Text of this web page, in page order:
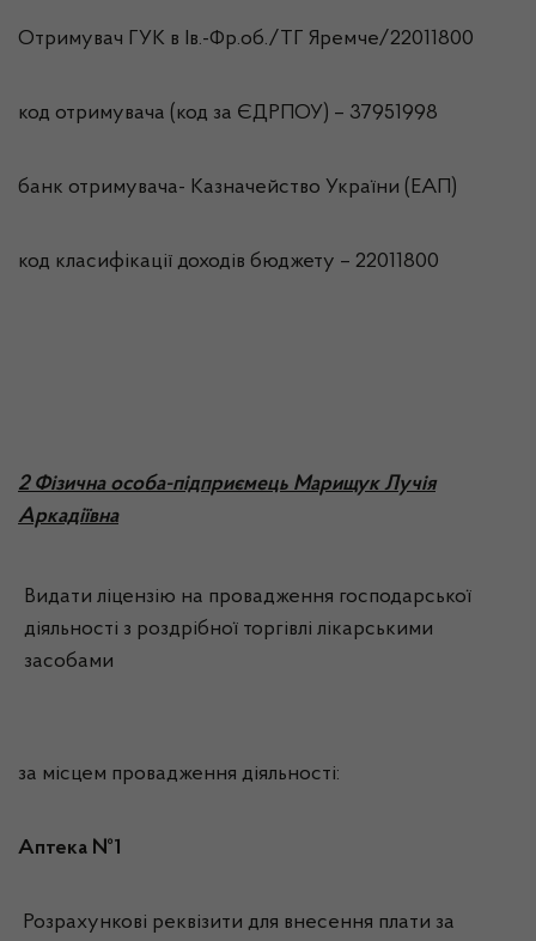
Отримувач ГУК в Iв.-Фр.об./ТГ Яремче/22011800
код отримувача (код за ЄДРПОУ) – 37951998
банк отримувача- Казначейство України (ЕАП)
код класифікації доходів бюджету – 22011800
2 Фізична особа-підприємець Марищук Лучія
Аркадіївна
Видати ліцензію на провадження господарської
діяльності з роздрібної торгівлі лікарськими
засобами
за місцем провадження діяльності:
Аптека №1
Розрахункові реквізити для внесення плати за